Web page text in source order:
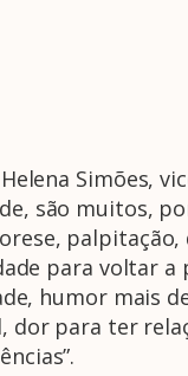
Simões,
são muitos,
para voltar a
humor mais
dor para ter